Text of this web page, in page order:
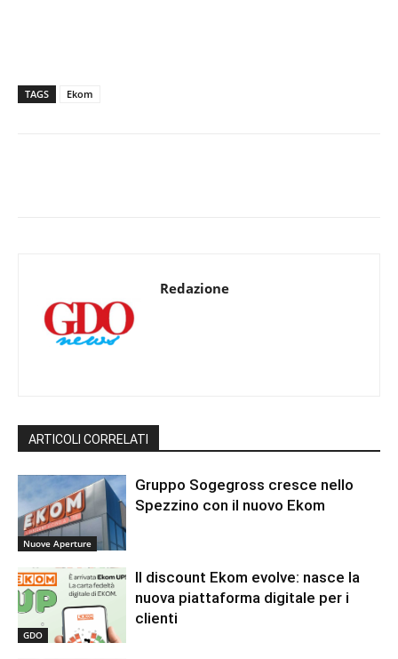
TAGS Ekom
Redazione
ARTICOLI CORRELATI
Nuove Aperture
Gruppo Sogegross cresce nello
Spezzino con il nuovo Ekom
GDO
Il discount Ekom evolve: nasce la
nuova piattaforma digitale per i
clienti